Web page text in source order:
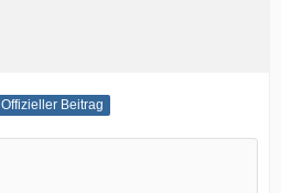
Offizieller Beitrag